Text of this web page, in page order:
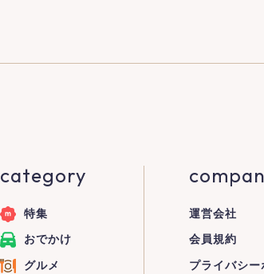
category
特集
おでかけ
グルメ
運営会社
会員規約
プライバシー